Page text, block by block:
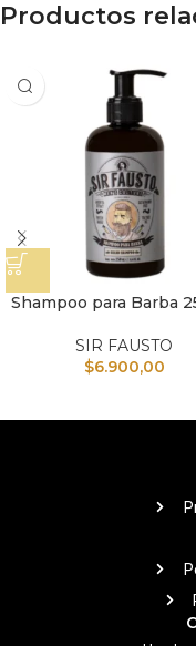
Productos
Shampoo para Barba
SIR FAUSTO
$6.900,00